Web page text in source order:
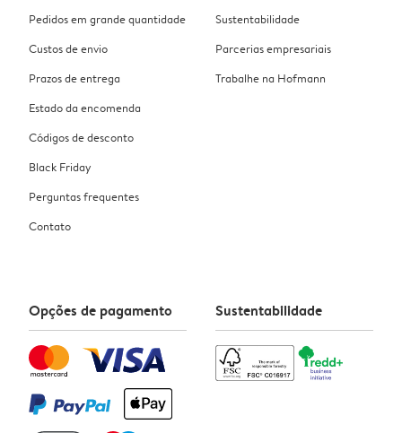
Pedidos em grande quantidade
Custos de envio
Prazos de entrega
Estado da encomenda
Códigos de desconto
Black Friday
Perguntas frequentes
Contato
Sustentabilidade
Parcerias empresariais
Trabalhe na Hofmann
Opções de pagamento Sustentabilidade